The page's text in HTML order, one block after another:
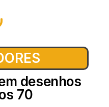
desenhos
70